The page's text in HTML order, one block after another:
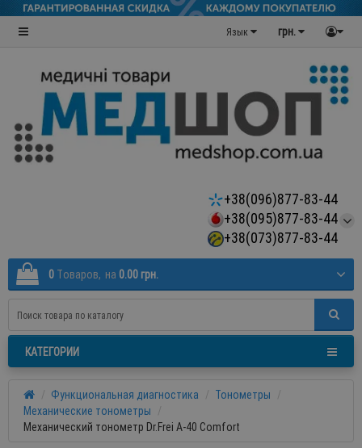
грн.
Язык
+38(096)877-83-44
+38(095)877-83-44
+38(073)877-83-44
0 Tоваров, на 0.00 грн.
КАТЕГОРИИ
Функциональная диагностика
Тонометры
Механические тонометры
Механический тонометр Dr.Frei A-40 Comfort